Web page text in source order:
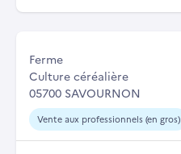
Ferme
Culture céréalière
05700 SAVOURNON
Vente aux professionnels (en gros)